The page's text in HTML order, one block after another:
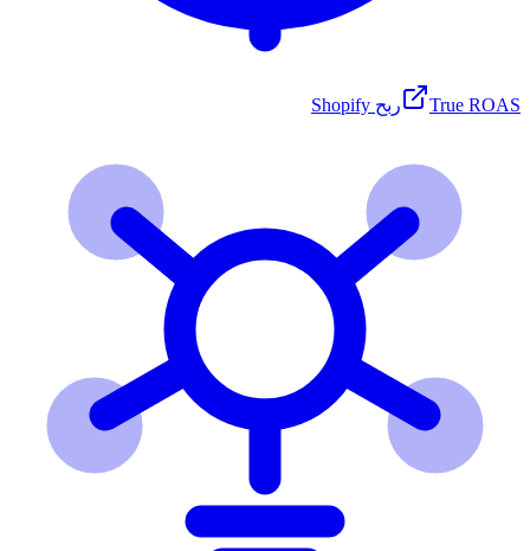
True ROAS ربح Shopify